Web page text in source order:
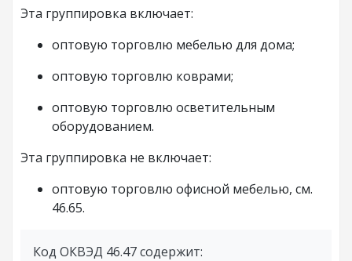
Эта группировка включает:
оптовую торговлю мебелью для дома;
оптовую торговлю коврами;
оптовую торговлю осветительным
оборудованием.
Эта группировка не включает:
оптовую торговлю офисной мебелью, см.
46.65.
Код ОКВЭД 46.47 содержит: